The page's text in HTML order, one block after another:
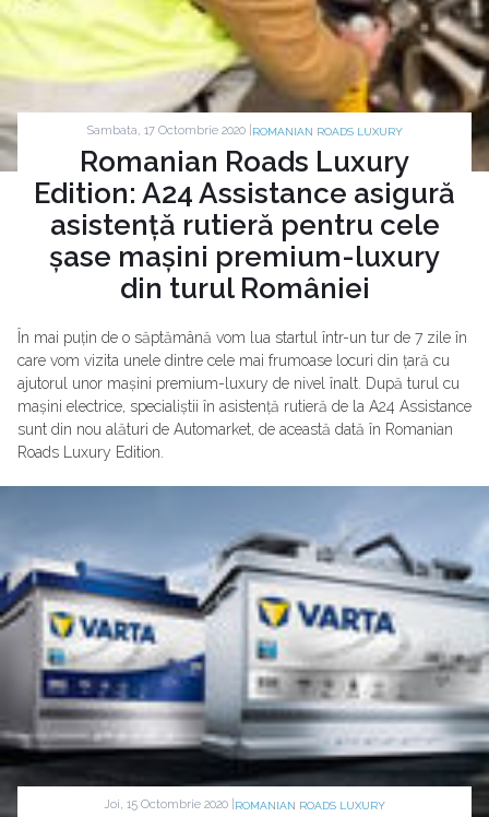
Sambata, 17 Octombrie 2020 | ROMANIAN ROADS LUXURY
Romanian Roads Luxury
Edition: A24 Assistance asigură
asistență rutieră pentru cele
șase mașini premium-luxury
din turul României
În mai puțin de o săptămână vom lua startul într-un tur de 7 zile în
care vom vizita unele dintre cele mai frumoase locuri din țară cu
ajutorul unor mașini premium-luxury de nivel înalt. După turul cu
mașini electrice, specialiștii în asistență rutieră de la A24 Assistance
sunt din nou alături de Automarket, de această dată în Romanian
Roads Luxury Edition.
Joi, 15 Octombrie 2020 | ROMANIAN ROADS LUXURY